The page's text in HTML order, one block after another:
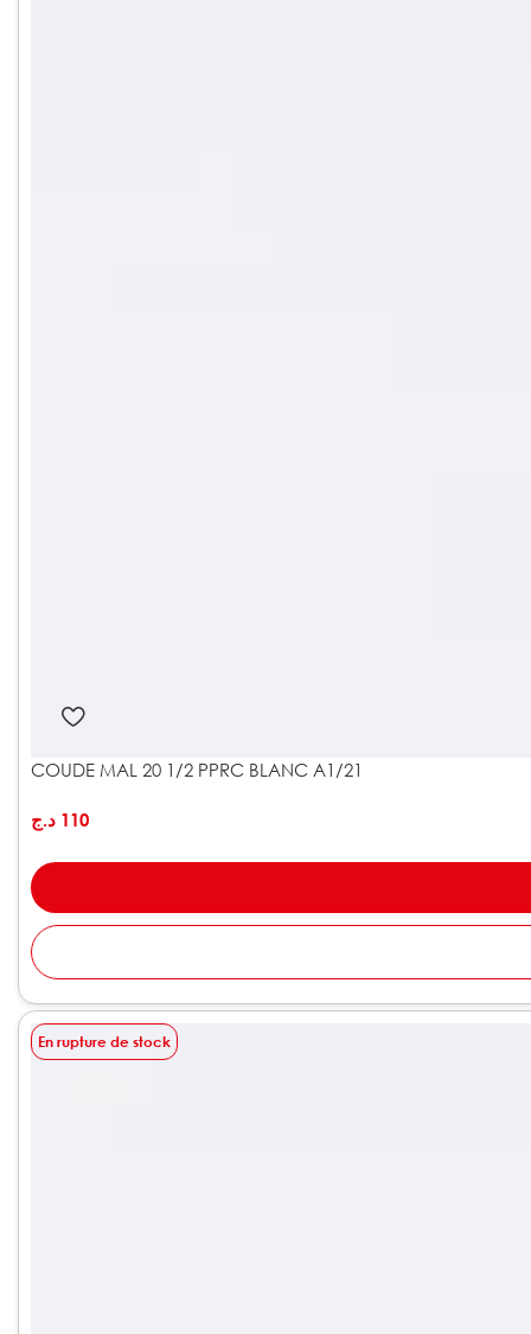
COUDE MAL 20 1/2 PPRC BLANC A1/21
110 د.ج
En rupture de stock